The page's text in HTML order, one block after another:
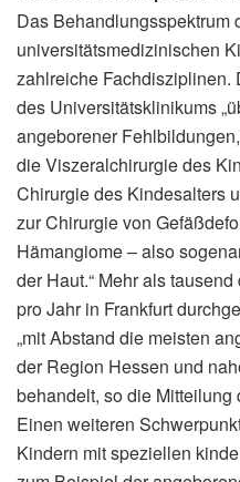
Das Behandlungsspektrum
universitätsmedizinischen
zahlreiche Fachdisziplinen.
des Universitätsklinikums
angeborener
die Viszeralchirurgie des
Chirurgie des Kindesalters
zur Chirurgie von
Hämangiome – also
der Haut.“ Mehr als
pro Jahr in Frankfurt
„mit Abstand die meisten
der Region Hessen und
behandelt, so die
Einen weiteren
Kindern mit speziellen